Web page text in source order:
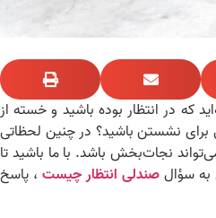
که در انتظار بوده باشید و خسته از
نشستن باشید؟ در چنین لحظاتی
نجات‌بخش باشد. با ما باشید تا
سؤالصندلی انتظار چیست، پاسخ